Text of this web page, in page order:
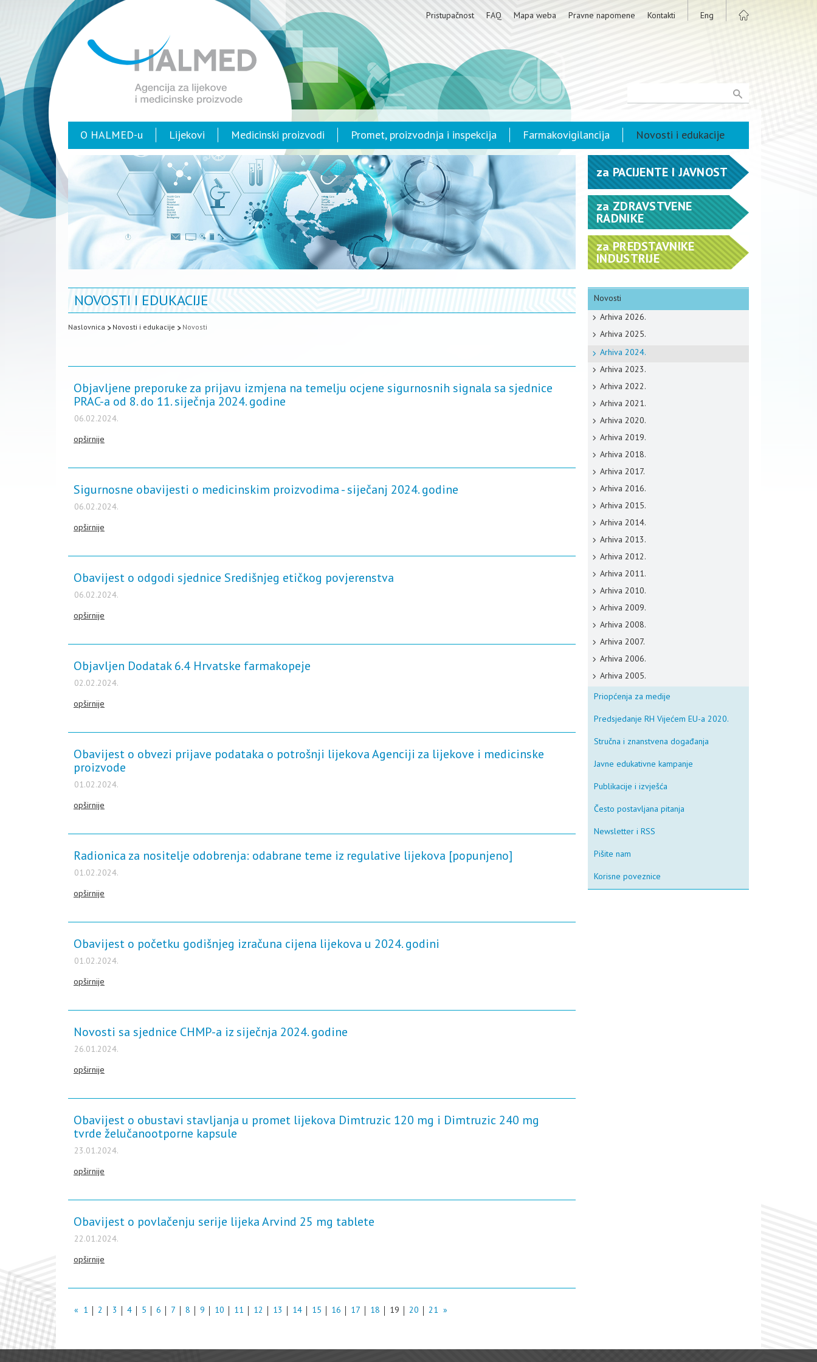
Pristupačnost FAQ Mapa weba Pravne napomene Kontakti Eng
O HALMED-u Lijekovi Medicinski proizvodi Promet, proizvodnja i inspekcija Farmakovigilancija Novosti i edukacije
NOVOSTI I EDUKACIJE
Naslovnica Novosti i edukacije Novosti
Objavljene preporuke za prijavu izmjena na temelju ocjene sigurnosnih signala sa sjednice
PRAC-a od 8. do 11. siječnja 2024. godine
06.02.2024.
opširnije
Sigurnosne obavijesti o medicinskim proizvodima - siječanj 2024. godine
06.02.2024.
opširnije
Obavijest o odgodi sjednice Središnjeg etičkog povjerenstva
06.02.2024.
opširnije
Objavljen Dodatak 6.4 Hrvatske farmakopeje
02.02.2024.
opširnije
Obavijest o obvezi prijave podataka o potrošnji lijekova Agenciji za lijekove i medicinske
proizvode
01.02.2024.
opširnije
Radionica za nositelje odobrenja: odabrane teme iz regulative lijekova [popunjeno]
01.02.2024.
opširnije
Obavijest o početku godišnjeg izračuna cijena lijekova u 2024. godini
01.02.2024.
opširnije
Novosti sa sjednice CHMP-a iz siječnja 2024. godine
26.01.2024.
opširnije
Obavijest o obustavi stavljanja u promet lijekova Dimtruzic 120 mg i Dimtruzic 240 mg
tvrde želučanootporne kapsule
23.01.2024.
opširnije
Obavijest o povlačenju serije lijeka Arvind 25 mg tablete
22.01.2024.
opširnije
« 1 2 3 4 5 6 7 8 9 10 11 12 13 14 15 16 17 18 19 20 21 »
za PACIJENTE I JAVNOST
za ZDRAVSTVENE
RADNIKE
zaPREDSTAVNIKE
INDUSTRIJE
Novosti
Arhiva 2026.
Arhiva 2025.
Arhiva 2024.
Arhiva 2023.
Arhiva 2022.
Arhiva 2021.
Arhiva 2020.
Arhiva 2019.
Arhiva 2018.
Arhiva 2017.
Arhiva 2016.
Arhiva 2015.
Arhiva 2014.
Arhiva 2013.
Arhiva 2012.
Arhiva 2011.
Arhiva 2010.
Arhiva 2009.
Arhiva 2008.
Arhiva 2007.
Arhiva 2006.
Arhiva 2005.
Priopćenja za medije
Predsjedanje RH Vijećem EU-a 2020.
Stručna i znanstvena događanja
Javne edukativne kampanje
Publikacije i izvješća
Često postavljana pitanja
Newsletter i RSS
Pišite nam
Korisne poveznice